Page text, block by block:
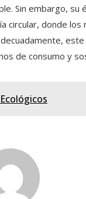
Sin embargo,
circular, donde
de consumo y